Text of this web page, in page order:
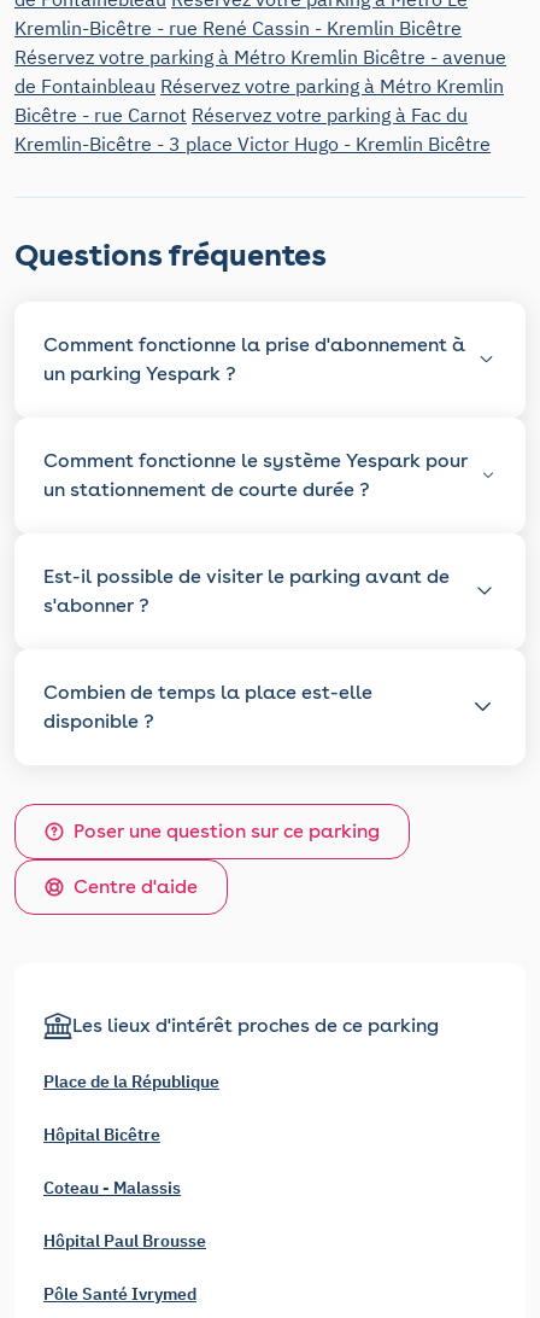
Kremlin-Bicêtre - rue René Cassin - Kremlin Bicêtre
Réservez votre parking à Métro Kremlin Bicêtre - avenue
de Fontainbleau Réservez votre parking à Métro Kremlin
Bicêtre - rue Carnot Réservez votre parking à Fac du
Kremlin-Bicêtre - 3 place Victor Hugo - Kremlin Bicêtre
Questions fréquentes
Comment fonctionne la prise d'abonnement à
un parking Yespark ?
Comment fonctionne le système Yespark pour
un stationnement de courte durée ?
Est-il possible de visiter le parking avant de
s'abonner ?
Combien de temps la place est-elle
disponible ?
Poser une question sur ce parking
Centre d'aide
Les lieux d'intérêt proches de ce parking
Place de la République
Hôpital Bicêtre
Coteau - Malassis
Hôpital Paul Brousse
Pôle Santé Ivrymed